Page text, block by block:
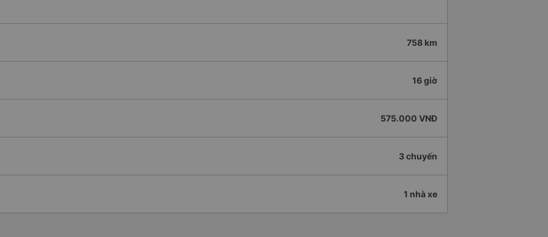
758 km
16 giờ
575.000 VNĐ
3 chuyến
1 nhà xe